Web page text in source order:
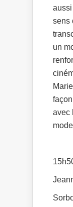
aussi
sens
un
avec